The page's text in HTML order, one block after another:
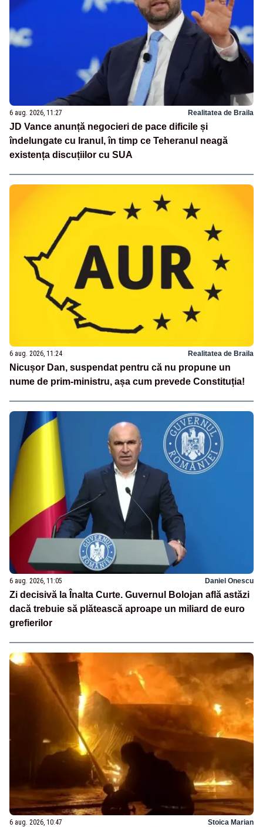
6 aug. 2026, 11:27 Realitatea de Braila
JD Vance anunță negocieri de pace dificile și
îndelungate cu Iranul, în timp ce Teheranul neagă
existența discuțiilor cu SUA
6 aug. 2026, 11:24 Realitatea de Braila
Nicușor Dan, suspendat pentru că nu propune un
nume de prim-ministru, așa cum prevede Constituția!
6 aug. 2026, 11:05 Daniel Onescu
Zi decisivă la Înalta Curte. Guvernul Bolojan află astăzi
dacă trebuie să plătească aproape un miliard de euro
grefierilor
6 aug. 2026, 10:47 Stoica Marian